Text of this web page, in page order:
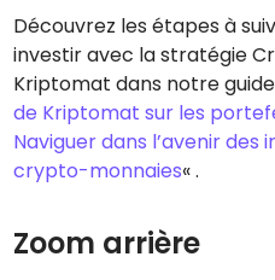
Découvrez les étapes à
investir avec la stratégie
Kriptomat dans notre
de Kriptomat sur les
Naviguer dans l’avenir des
crypto-monnaies« .
Zoom arrière